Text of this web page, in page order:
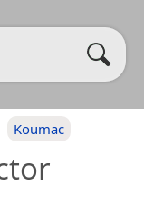
Koumac